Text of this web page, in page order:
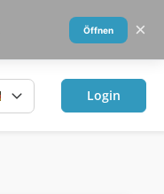
Login
Öffnen ×